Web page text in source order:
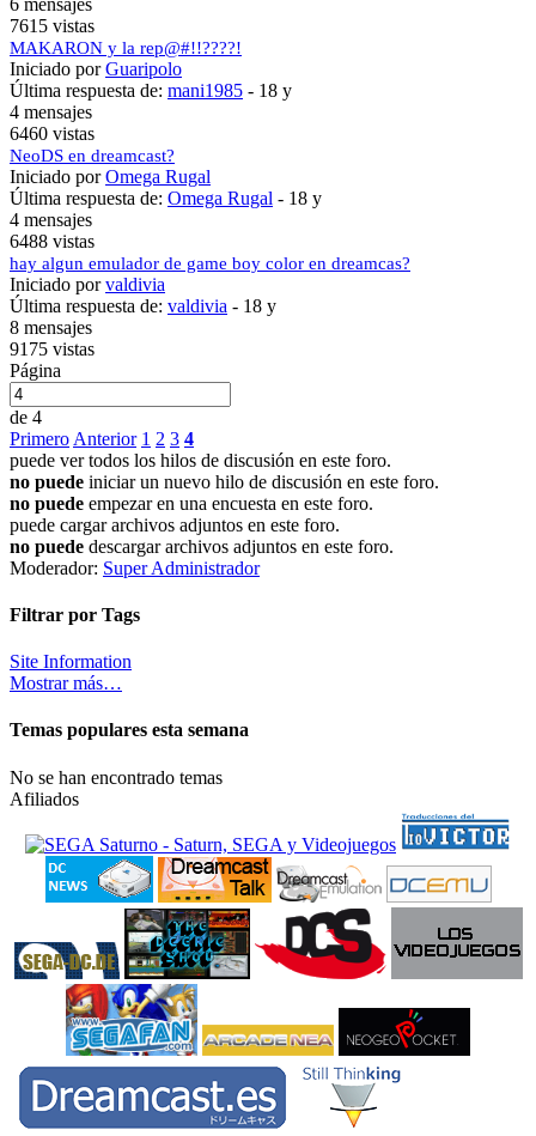
7615 vistas
MAKARON y la rep@#!!????!
Iniciado porGuaripolo
Última respuesta de: mani1985 - 18 y
4 mensajes
6460 vistas
NeoDS en dreamcast?
Iniciado porOmega Rugal
Última respuesta de: Omega Rugal - 18 y
4 mensajes
6488 vistas
hay algun emulador de game boy color en dreamcas?
Iniciado porvaldivia
Última respuesta de: valdivia - 18 y
8 mensajes
9175 vistas
Página
de 4
Primero Anterior 1 2 3 4
puede ver todos los hilos de discusión en este foro.
no puede iniciar un nuevo hilo de discusión en este foro.
no puede empezar en una encuesta en este foro.
puede cargar archivos adjuntos en este foro.
no puede descargar archivos adjuntos en este foro.
Moderador: Super Administrador
Filtrar por Tags
Site Information
Mostrar más…
Temas populares esta semana
No se han encontrado temas
Afiliados